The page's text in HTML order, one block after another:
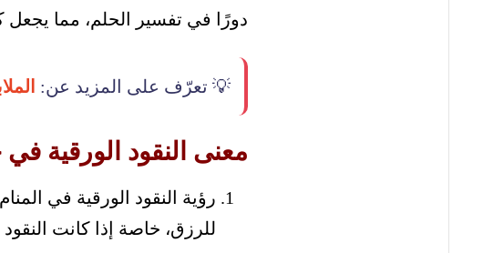
دورًا في تفسير الحلم، مما يجعل
💡 تعرّف على المزيد عن:
معنى النقود الورقية في
رؤية النقود الورقية في
للرزق، خاصة إذا كانت